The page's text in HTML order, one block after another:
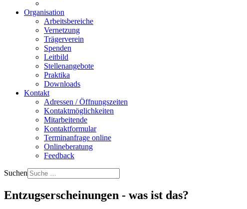
Organisation
Arbeitsbereiche
Vernetzung
Trägerverein
Spenden
Leitbild
Stellenangebote
Praktika
Downloads
Kontakt
Adressen / Öffnungszeiten
Kontaktmöglichkeiten
Mitarbeitende
Kontaktformular
Terminanfrage online
Onlineberatung
Feedback
Suchen
Entzugserscheinungen - was ist das?
Wir nutzen Cookies auf unserer Website, die für manche
Sie können jetzt selbst entscheiden, ob Sie diese Cookies zulassen
AkzeptierenAblehnen
Weitere Informationen